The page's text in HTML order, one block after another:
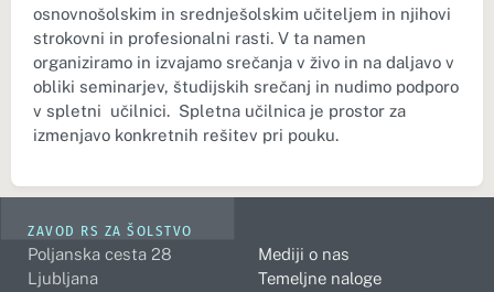
osnovnošolskim in srednješolskim učiteljem in njihovi
strokovni in profesionalni rasti. V ta namen
organiziramo in izvajamo srečanja v živo in na daljavo v
obliki seminarjev, študijskih srečanj in nudimo podporo
v spletni učilnici. Spletna učilnica je prostor za
izmenjavo konkretnih rešitev pri pouku.
ZAVOD RS ZA ŠOLSTVO
Poljanska cesta 28
Ljubljana
Mediji o nas
Temeljne naloge